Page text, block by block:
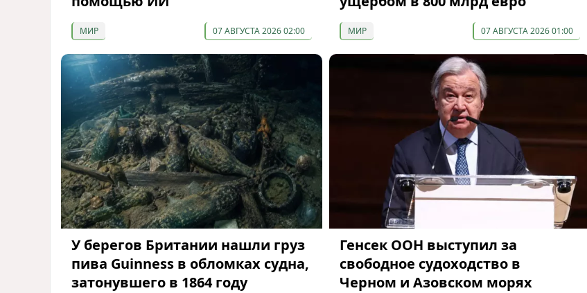
МИР 07 АВГУСТА 2026 02:00 МИР 07 АВГУСТА 2026 01:00
У берегов Британии нашли груз
пива Guinness в обломках судна,
затонувшего в 1864 году
Генсек ООН выступил за
свободное судоходство в
Черном и Азовском морях